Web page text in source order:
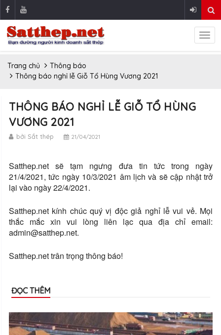
Trang chủ
Thông báo
Thông báo nghỉ lễ Giỗ Tổ Hùng Vương 2021
THÔNG BÁO NGHỈ LỄ GIỖ TỔ HÙNG
VƯƠNG 2021
bởi Sắt thép 21/04/2021
Satthep.net sẽ tạm ngưng đưa tin tức trong ngày
21/4/2021, tức ngày 10/3/2021 âm lịch và sẽ cập nhật trở
lại vào ngày 22/4/2021.
Satthep.net kính chúc quý vị độc giả nghỉ lễ vui vẻ. Mọi
thắc mắc xin vui lòng liên lạc qua địa chỉ email:
admin@satthep.net.
Satthep.net trân trọng thông báo!
ĐỌC THÊM